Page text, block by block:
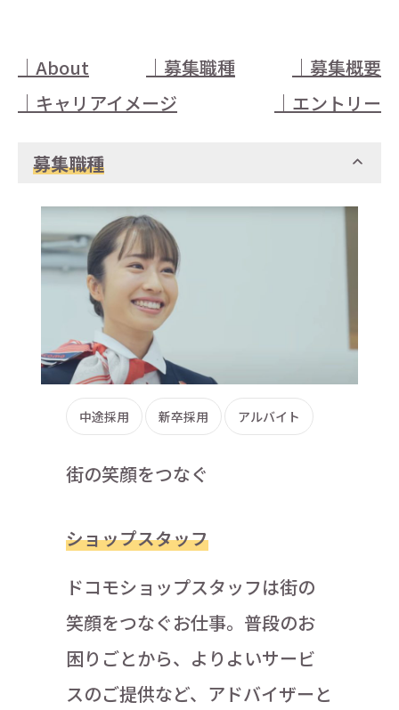
｜About ｜ 募集職種 ｜ 募集概要
｜ キャリアイメージ ｜ エントリー
募集職種
中途採用 新卒採用 アルバイト
街の笑顔をつなぐ
ショップスタッフ
ドコモショップスタッフは街の
笑顔をつなぐお仕事。普段のお
困りごとから、よりよいサービ
スのご提供など、アドバイザーと